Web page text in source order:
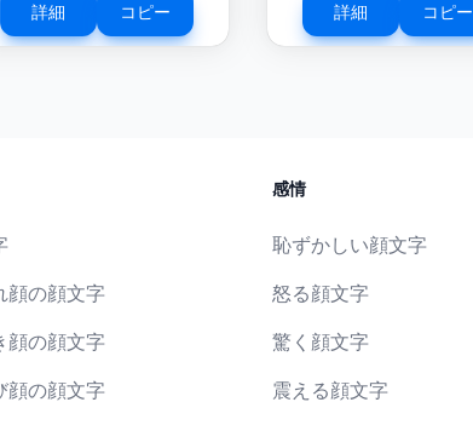
詳細 コピー 詳細 コピー
顔の顔文字
顔の顔文字
顔の顔文字
感情
恥ずかしい顔文字
怒る顔文字
驚く顔文字
震える顔文字